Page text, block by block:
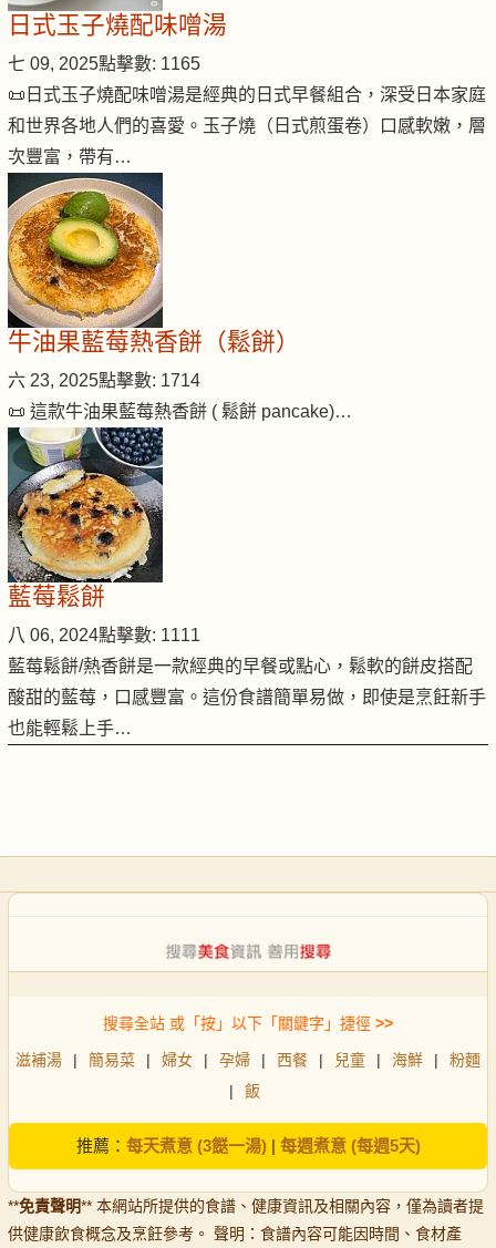
日式玉子燒配味噌湯
七 09, 2025點擊數: 1165
📜日式玉子燒配味噌湯是經典的日式早餐組合，深受日本家庭
和世界各地人們的喜愛。玉子燒（日式煎蛋卷）口感軟嫩，層
次豐富，帶有…
牛油果藍莓熱香餅（鬆餅）
六 23, 2025點擊數: 1714
📜 這款牛油果藍莓熱香餅 ( 鬆餅 pancake)…
藍莓鬆餅
八 06, 2024點擊數: 1111
藍莓鬆餅/熱香餅是一款經典的早餐或點心，鬆軟的餅皮搭配
酸甜的藍莓，口感豐富。這份食譜簡單易做，即使是烹飪新手
也能輕鬆上手…
搜尋全站 或「按」以下「關鍵字」捷徑 >>
滋補湯 | 簡易菜 | 婦女 | 孕婦 | 西餐 | 兒童 | 海鮮 |
粉麵
|
飯
推薦： 每天煮意 (3餸一湯)| 每週煮意 (每週5天)
**免責聲明** 本網站所提供的食譜、健康資訊及相關內容，僅為讀者提
供健康飲食概念及烹飪參考。 聲明：食譜內容可能因時間、食材產